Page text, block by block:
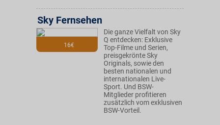
16€
Sky Fernsehen
Die ganze Vielfalt von Sky
Q entdecken: Exklusive
Top-Filme und Serien,
preisgekrönte Sky
Originals, sowie den
besten nationalen und
internationalen Live-
Sport. Und BSW-
Mitglieder profitieren
zusätzlich vom exklusiven
BSW-Vorteil.